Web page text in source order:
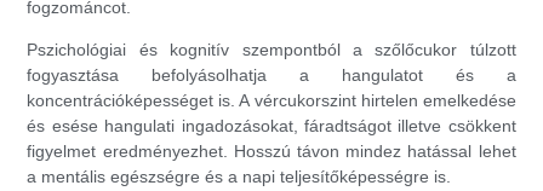
fogzománcot.
Pszichológiai és kognitív szempontból a szőlőcukor túlzott
fogyasztása befolyásolhatja a hangulatot és a
koncentrációképességet is. A vércukorszint hirtelen emelkedése
és esése hangulati ingadozásokat, fáradtságot illetve csökkent
figyelmet eredményezhet. Hosszú távon mindez hatással lehet
a mentális egészségre és a napi teljesítőképességre is.